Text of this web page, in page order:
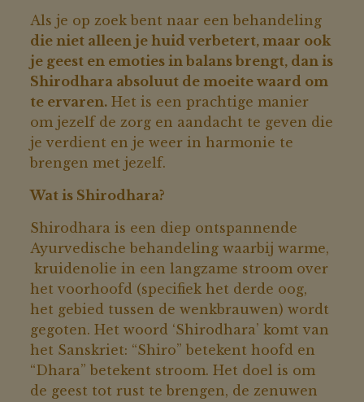
Als je op zoek bent naar een behandeling
die niet alleen je huid verbetert, maar ook
je geest en emoties in balans brengt, dan is
Shirodhara absoluut de moeite waard om
te ervaren.Het is een prachtige manier
om jezelf de zorg en aandacht te geven die
je verdient en je weer in harmonie te
brengen met jezelf.
Wat is Shirodhara?
Shirodhara is een diep ontspannende
Ayurvedische behandeling waarbij warme,
kruidenolie in een langzame stroom over
het voorhoofd (specifiek het derde oog,
het gebied tussen de wenkbrauwen) wordt
gegoten. Het woord ‘Shirodhara’ komt van
het Sanskriet: “Shiro” betekent hoofd en
“Dhara” betekent stroom. Het doel is om
de geest tot rust te brengen, de zenuwen